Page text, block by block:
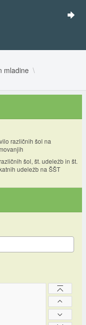
mladine
različnih šol na
šol, št. udeležb in št.
udeležb na ŠŠT